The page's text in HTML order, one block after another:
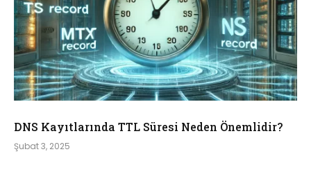
DNS Kayıtlarında TTL Süresi Neden Önemlidir?
Şubat 3, 2025